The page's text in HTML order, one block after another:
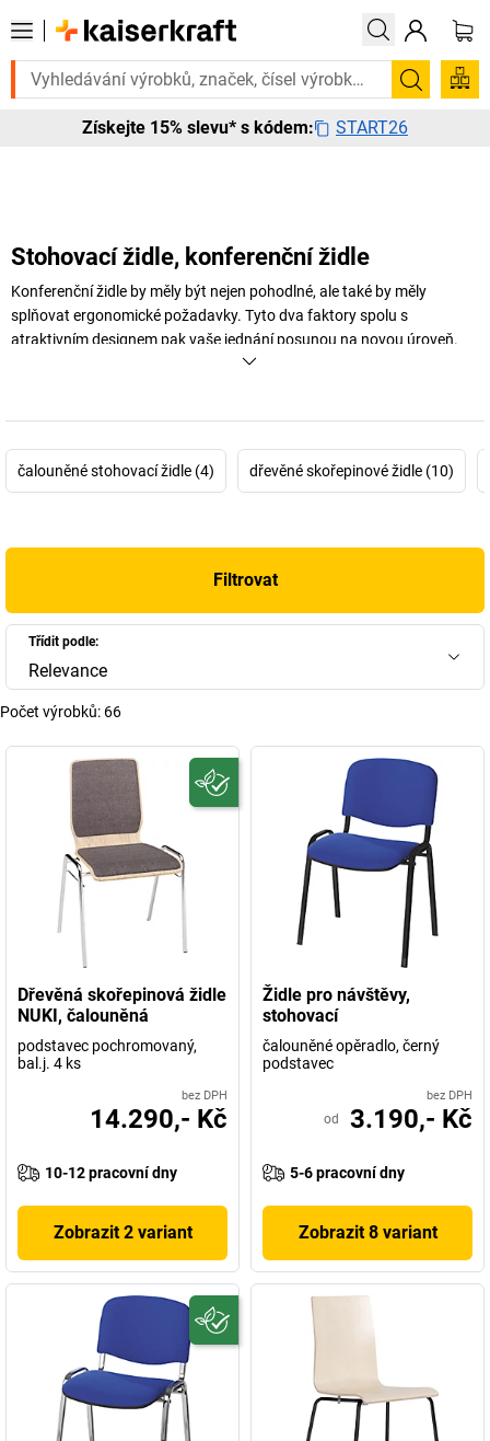
urgentně? Vybrané bestsellery doručíme do 72 hodin. Prohlédněte
Hledání
Získejte 15% slevu* s kódem: START26
Stohovací židle, konferenční židle
Konferenční židle by měly být nejen pohodlné, ale také by měly
splňovat ergonomické požadavky. Tyto dva faktory spolu s
atraktivním designem pak vaše jednání posunou na novou úroveň.
čalouněné stohovací židle (4) dřevěné skořepinové židle (10)
Filtrovat
Třídit podle:
Relevance
Počet výrobků: 66
Dřevěná skořepinová židle
NUKI, čalouněná
podstavec pochromovaný,
bal.j. 4 ks
bez DPH
14.290,- Kč
10-12 pracovní dny
Zobrazit 2 variant
Židle pro návštěvy,
stohovací
čalouněné opěradlo, černý
podstavec
bez DPH
od 3.190,- Kč
5-6 pracovní dny
Zobrazit 8 variant